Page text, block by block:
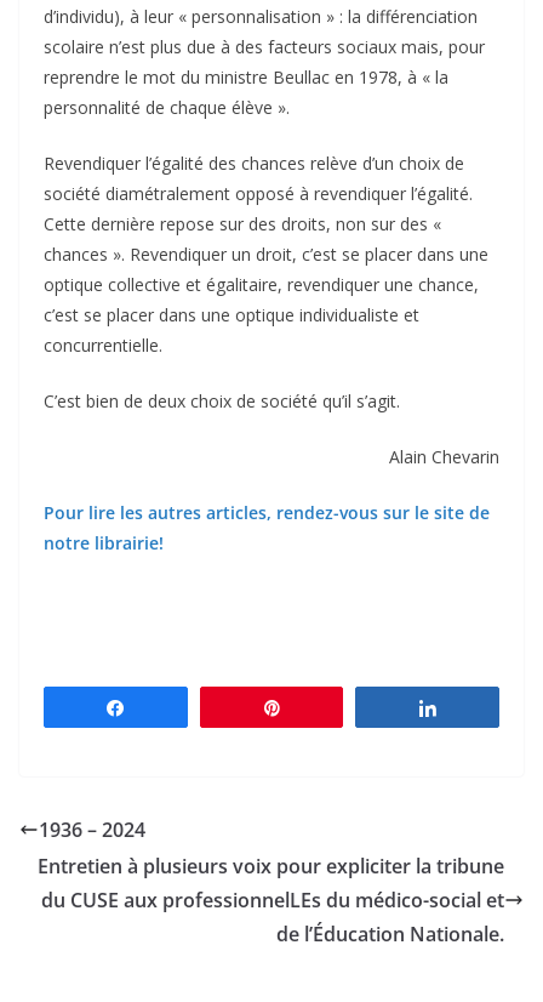
d’individu), à leur « personnalisation » : la différenciation
scolaire n’est plus due à des facteurs sociaux mais, pour
reprendre le mot du ministre Beullac en 1978, à « la
personnalité de chaque élève ».
Revendiquer l’égalité des chances relève d’un choix de
société diamétralement opposé à revendiquer l’égalité.
Cette dernière repose sur des droits, non sur des «
chances ». Revendiquer un droit, c’est se placer dans une
optique collective et égalitaire, revendiquer une chance,
c’est se placer dans une optique individualiste et
concurrentielle.
C’est bien de deux choix de société qu’il s’agit.
Alain Chevarin
Pour lire les autres articles, rendez-vous sur le site de
notre librairie!
1936 – 2024
Entretien à plusieurs voix pour expliciter la tribune
du CUSE aux professionnelLEs du médico-social et
de l’Éducation Nationale.